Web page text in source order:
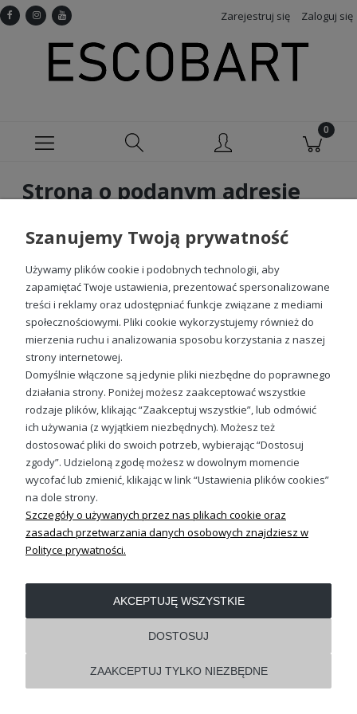
Zarejestruj się Zaloguj się
Strona o podanym adresie
Przepraszamy, strona której szukasz nie została znaleziona.
Jeżeli szukasz konkretnego produktu, skorzystaj z
wyszukiwarki.
lub przejdź do strony głównej
Sprawdź nasze social media
Szanujemy Twoją prywatność
Używamy plików cookie i podobnych technologii, aby
zapamiętać Twoje ustawienia, prezentować spersonalizowane
treści i reklamy oraz udostępniać funkcje związane z mediami
społecznościowymi. Pliki cookie wykorzystujemy również do
mierzenia ruchu i analizowania sposobu korzystania z naszej
strony internetowej.
Domyślnie włączone są jedynie pliki niezbędne do poprawnego
działania strony. Poniżej możesz zaakceptować wszystkie
rodzaje plików, klikając “Zaakceptuj wszystkie”, lub odmówić
ich używania (z wyjątkiem niezbędnych). Możesz też
dostosować pliki do swoich potrzeb, wybierając “Dostosuj
zgody”. Udzieloną zgodę możesz w dowolnym momencie
wycofać lub zmienić, klikając w link “Ustawienia plików cookies”
na dole strony.
Szczegóły o używanych przez nas plikach cookie oraz
zasadach przetwarzania danych osobowych znajdziesz w
Polityce prywatności.
ZAAKCEPTUJ TYLKO NIEZBĘDNE
DOSTOSUJ
AKCEPTUJĘ WSZYSTKIE